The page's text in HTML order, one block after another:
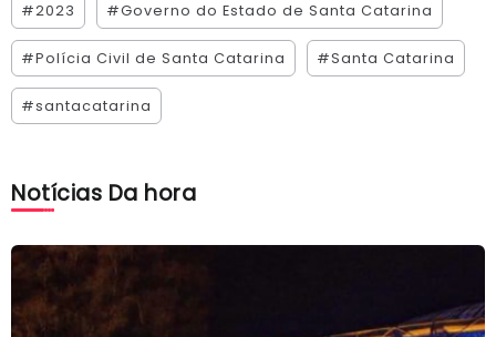
#2023 #Governo do Estado de Santa Catarina
#Polícia Civil de Santa Catarina #Santa Catarina
#santacatarina
Notícias Da hora